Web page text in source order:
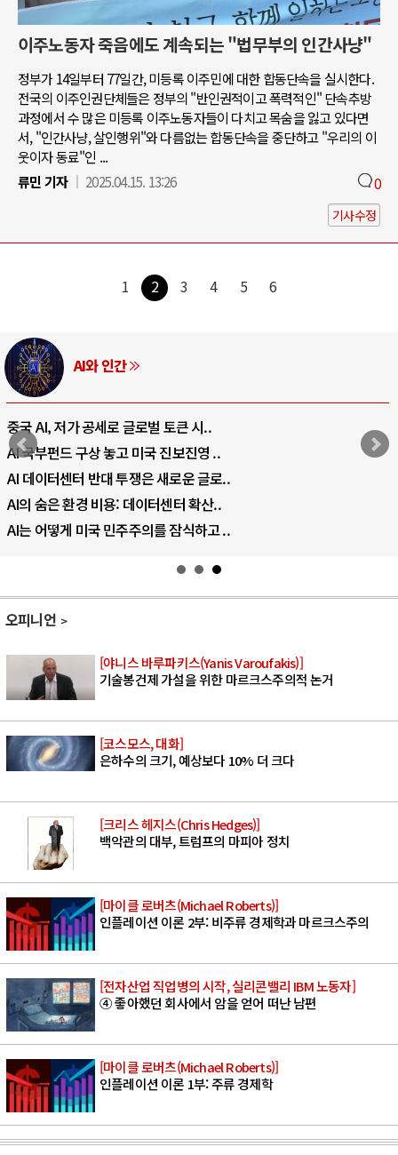
이주노동자 죽음에도 계속되는 "법무부의 인간사냥"
정부가 14일부터 77일간, 미등록 이주민에 대한 합동단속을 실시한다.
전국의 이주인권단체들은 정부의 "반인권적이고 폭력적인" 단속추방
과정에서 수 많은 미등록 이주노동자들이 다치고 목숨을 잃고 있다면
서, "인간사냥, 살인행위"와 다름없는 합동단속을 중단하고 "우리의 이
웃이자 동료"인 ...
류민 기자
2025.04.15. 13:26 0
기사수정
1 2 3 4 5 6
AI와 인간
중국 AI, 저가 공세로 글로벌 토큰 시..
AI 국부펀드 구상 놓고 미국 진보진영 ..
AI 데이터센터 반대 투쟁은 새로운 글로..
AI의 숨은 환경 비용: 데이터센터 확산..
AI는 어떻게 미국 민주주의를 잠식하고 ..
오피니언
[야니스 바루파키스(Yanis Varoufakis)]
기술봉건제 가설을 위한 마르크스주의적 논거
[코스모스, 대화]
은하수의 크기, 예상보다 10% 더 크다
[크리스 헤지스(Chris Hedges)]
백악관의 대부, 트럼프의 마피아 정치
[마이클 로버츠(Michael Roberts)]
인플레이션 이론 2부: 비주류 경제학과 마르크스주의
[전자산업 직업병의 시작, 실리콘밸리 IBM 노동자]
④ 좋아했던 회사에서 암을 얻어 떠난 남편
[마이클 로버츠(Michael Roberts)]
인플레이션 이론 1부: 주류 경제학